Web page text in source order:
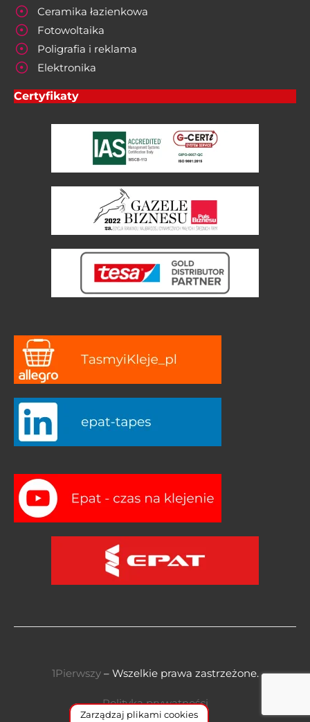
Ceramika łazienkowa
Fotowoltaika
Poligrafia i reklama
Elektronika
Certyfikaty
1Pierwszy– Wszelkie prawa zastrzeżone.
Polityka prywatności
Zarządzaj plikami cookies